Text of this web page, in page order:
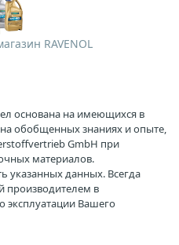
RAVENOL
основана на имеющихся в
обобщенных знаниях и опыте,
GmbH при
материалов.
указанных данных. Всегда
производителем в
эксплуатации Вашего